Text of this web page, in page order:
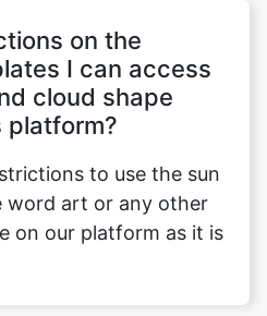
on the
I can access
cloud shape
platform?
to use the sun
word art or any other
on our platform as it is